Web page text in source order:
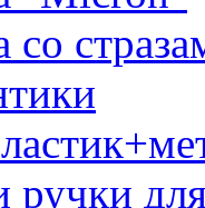
со
ручки